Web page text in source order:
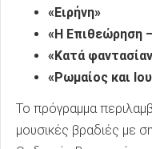
«Ειρήνη»
«Η Επιθεώρηση
«Κατά
«Ρωμαίος και
Το πρόγραμμα
μουσικές βραδιές με